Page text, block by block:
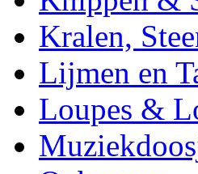
Kralen,
Lijmen en
Loupes &